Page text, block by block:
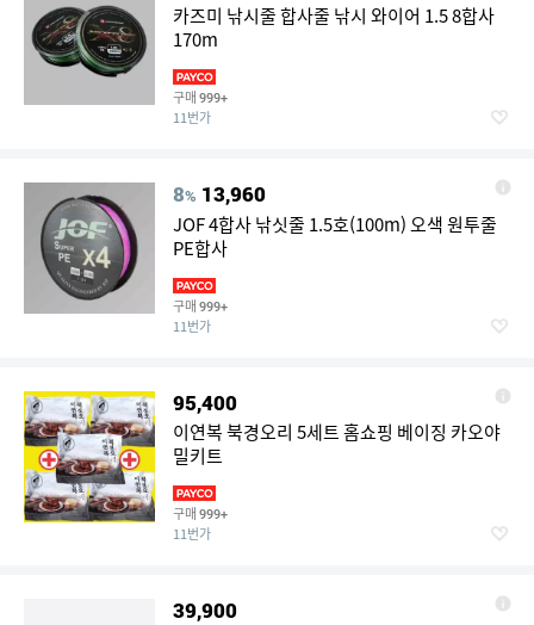
카즈미 낚시줄 합사줄 낚시 와이어 1.5 8합사
170m
구매 999+
11번가
8% 13,960
JOF 4합사 낚싯줄 1.5호(100m) 오색 원투줄
PE합사
구매 999+
11번가
95,400
이연복 북경오리 5세트 홈쇼핑 베이징 카오야
밀키트
구매 999+
11번가
39,900